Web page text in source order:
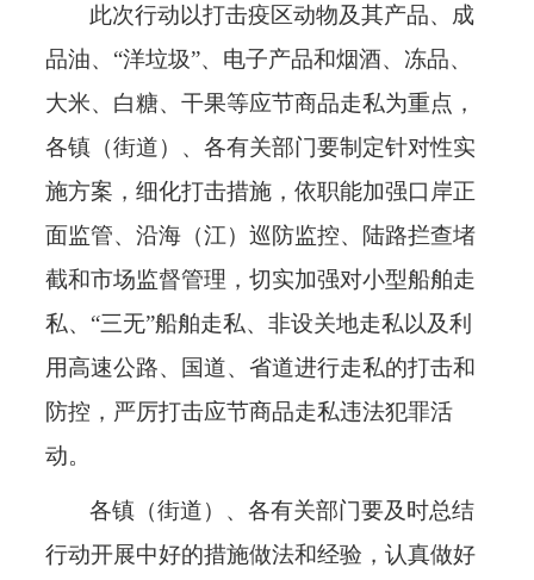
此次行动以打击疫区动物及其产品、成
品油、 “洋垃圾”、电子产品和烟酒、冻品、
大米、白糖、干果等应节商品走私为重点，
各镇（街道）、各有关部门要制定针对性实
施方案，细化打击措施，依职能加强口岸正
面监管、沿海（江）巡防监控、陆路拦查堵
截和市场监督管理，切实加强对小型船舶走
私、“三无”船舶走私、非设关地走私以及利
用高速公路、国道、省道进行走私的打击和
防控，严厉打击应节商品走私违法犯罪活
动。
各镇（街道）、各有关部门要及时总结
行动开展中好的措施做法和经验，认真做好